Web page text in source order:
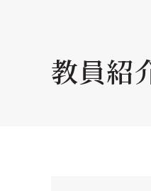
学部・学科の教育目的
大学院の教育目的
教員紹